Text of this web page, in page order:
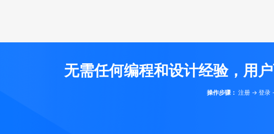
无需任何编程和设计经验，用
操作步骤： 注册 -> 登录